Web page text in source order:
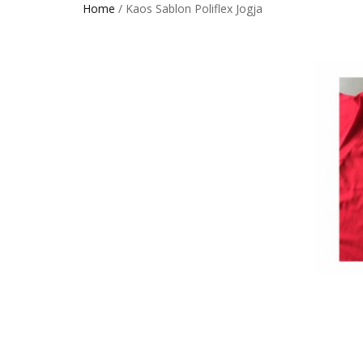
Home / Kaos Sablon Poliflex Jogja